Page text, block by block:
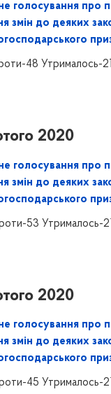
голосування
змін до деяких
48 Утрималось-
2020
голосування про
змін до деяких
53 Утрималось-
2020
голосування
змін до деяких
45 Утрималось-